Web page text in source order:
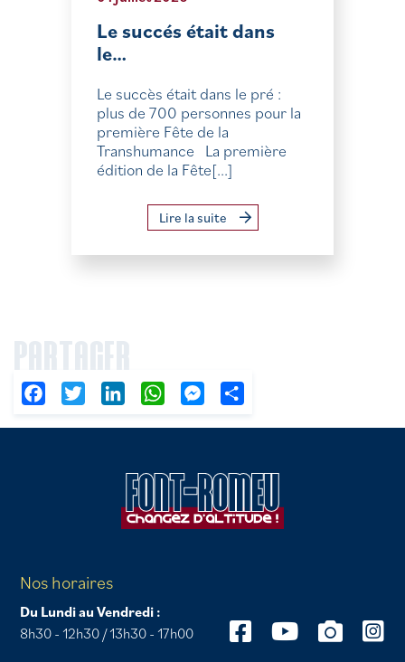
Le succés était dans
le…
Le succès était dans le pré :
plus de 700 personnes pour la
première Fête de la
Transhumance La première
édition de la Fête[...]
Lire la suite
PARTAGER
FacebookTwitter LinkedIn WhatsAppMessenger
Nos horaires
Du Lundi au Vendredi :
8h30 - 12h30 / 13h30 - 17h00